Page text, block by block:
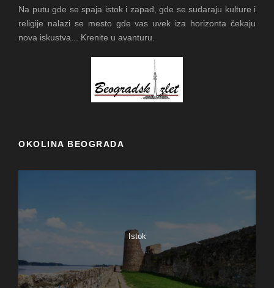
Na putu gde se spaja istok i zapad, gde se sudaraju kulture i
religije nalazi se mesto gde vas uvek iza horizonta čekaju
nova iskustva... Krenite u avanturu.
OKOLINA BEOGRADA
Istok